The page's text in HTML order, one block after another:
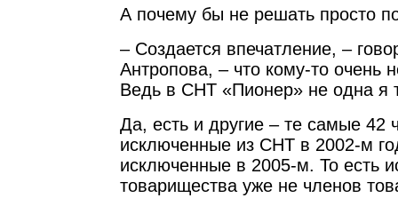
А почему бы не решать просто
– Создается впечатление, –
Антропова, – что кому-то очень
Ведь в СНТ «Пионер» не одна я
Да, есть и другие – те самые 42
исключенные из СНТ в 2002-м
исключенные в 2005-м. То есть
товарищества уже не членов